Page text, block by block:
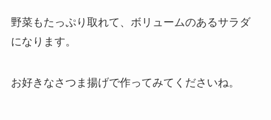
野菜もたっぷり取れて、ボリュームのあるサラダ
になります。
お好きなさつま揚げで作ってみてくださいね。